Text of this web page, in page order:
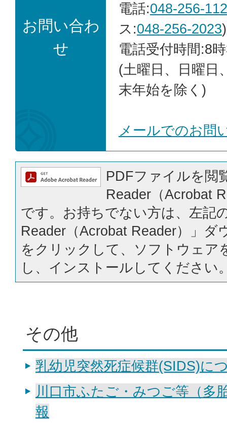
お問い合わ
せ
電話:048-256-
ス:048-256-2023)
電話受付時間:8
(土曜日、日曜日
末年始を除く)
メールでのお問
PDFファイルを閲
Reader（Acrobat
です。お持ちでない方は、左記
Reader（Acrobat Reader）」ダ
をクリックして、ソフトウェア
し、インストールしてください
その他
乳幼児突然死症候群(SIDS)に
川口市ふたご・みつご等（多
報